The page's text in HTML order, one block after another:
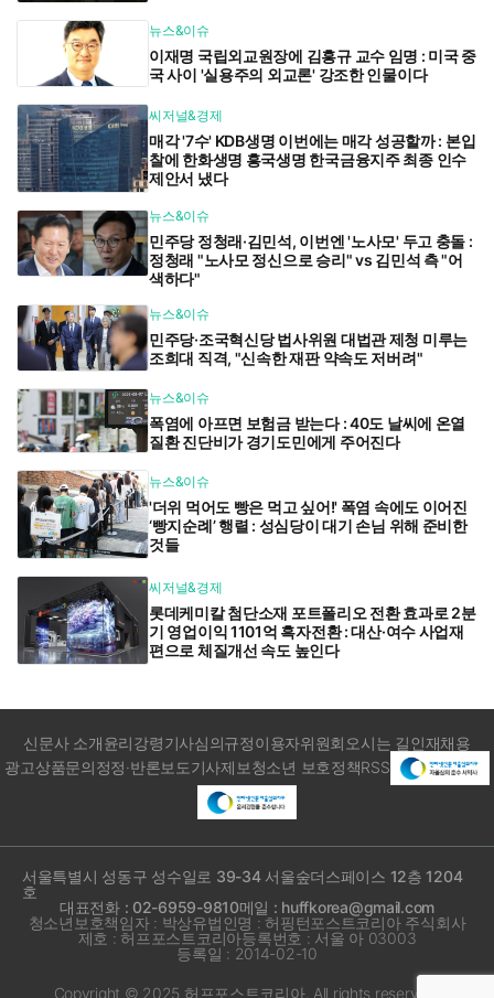
뉴스&이슈
이재명 국립외교원장에 김흥규 교수 임명 : 미국 중
국 사이 '실용주의 외교론' 강조한 인물이다
씨저널&경제
매각 '7수' KDB생명 이번에는 매각 성공할까 : 본입
찰에 한화생명 흥국생명 한국금융지주 최종 인수
제안서 냈다
뉴스&이슈
민주당 정청래·김민석, 이번엔 '노사모' 두고 충돌 :
정청래 "노사모 정신으로 승리" vs 김민석 측 "어
색하다"
뉴스&이슈
민주당·조국혁신당 법사위원 대법관 제청 미루는
조희대 직격, "신속한 재판 약속도 저버려"
뉴스&이슈
폭염에 아프면 보험금 받는다 : 40도 날씨에 온열
질환 진단비가 경기도민에게 주어진다
뉴스&이슈
'더위 먹어도 빵은 먹고 싶어!' 폭염 속에도 이어진
‘빵지순례’ 행렬 : 성심당이 대기 손님 위해 준비한
것들
씨저널&경제
롯데케미칼 첨단소재 포트폴리오 전환 효과로 2분
기 영업이익 1101억 흑자전환 : 대산·여수 사업재
편으로 체질개선 속도 높인다
신문사 소개윤리강령기사심의규정이용자위원회 오시는 길인재채용
광고상품문의정정·반론보도기사제보청소년 보호정책RSS
서울특별시 성동구 성수일로 39-34 서울숲더스페이스 12층 1204
호
대표전화 : 02-6959-9810메일 : huffkorea@gmail.com
청소년보호책임자 : 박상유법인명 : 허핑턴포스트코리아 주식회사
제호 : 허프포스트코리아등록번호 : 서울 아 03003
등록일 : 2014-02-10
Copyright © 2025 허프포스트코리아. All rights reserved.